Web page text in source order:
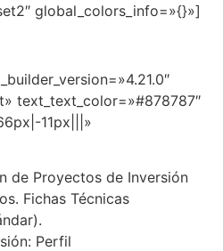
global_colors_info=»{}»]
text_text_color=»#878787″
11px|||»
de Proyectos de Inversión
Fichas Técnicas
Perfil